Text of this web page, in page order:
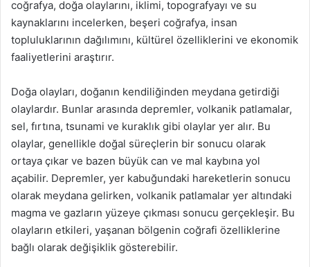
coğrafya, doğa olaylarını, iklimi, topografyayı ve su
kaynaklarını incelerken, beşeri coğrafya, insan
topluluklarının dağılımını, kültürel özelliklerini ve ekonomik
faaliyetlerini araştırır.
Doğa olayları, doğanın kendiliğinden meydana getirdiği
olaylardır. Bunlar arasında depremler, volkanik patlamalar,
sel, fırtına, tsunami ve kuraklık gibi olaylar yer alır. Bu
olaylar, genellikle doğal süreçlerin bir sonucu olarak
ortaya çıkar ve bazen büyük can ve mal kaybına yol
açabilir. Depremler, yer kabuğundaki hareketlerin sonucu
olarak meydana gelirken, volkanik patlamalar yer altındaki
magma ve gazların yüzeye çıkması sonucu gerçekleşir. Bu
olayların etkileri, yaşanan bölgenin coğrafi özelliklerine
bağlı olarak değişiklik gösterebilir.